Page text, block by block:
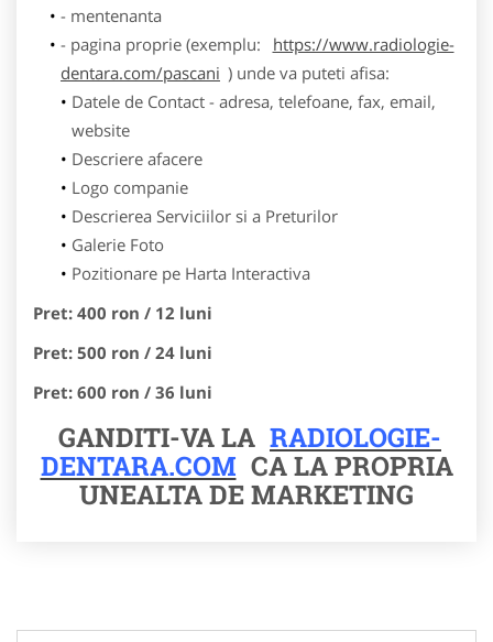
- mentenanta
- pagina proprie (exemplu:
https://www.radiologie-
dentara.com/pascani ) unde va puteti afisa:
Datele de Contact - adresa, telefoane, fax, email,
website
Descriere afacere
Logo companie
Descrierea Serviciilor si a Preturilor
Galerie Foto
Pozitionare pe Harta Interactiva
Pret: 400 ron / 12 luni
Pret: 500 ron / 24 luni
Pret: 600 ron / 36 luni
GANDITI-VA LA RADIOLOGIE-
DENTARA.COM CA LA PROPRIA
UNEALTA DE MARKETING